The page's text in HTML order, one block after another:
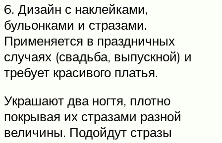
6. Дизайн с наклейками,
бульонками и стразами.
Применяется в праздничных
случаях (свадьба, выпускной) и
требует красивого платья.
Украшают два ногтя, плотно
покрывая их стразами разной
величины. Подойдут стразы